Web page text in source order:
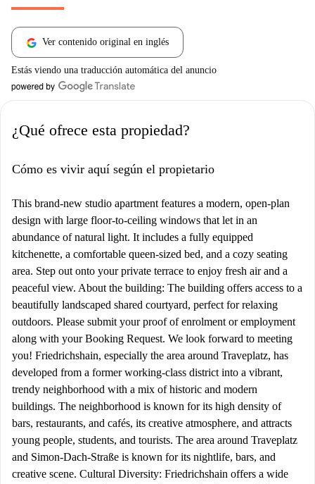
Ver contenido original en inglés
Estás viendo una traducción automática del anuncio
¿Qué ofrece esta propiedad?
Cómo es vivir aquí según el propietario
This brand-new studio apartment features a modern, open-plan
design with large floor-to-ceiling windows that let in an
abundance of natural light. It includes a fully equipped
kitchenette, a comfortable queen-sized bed, and a cozy seating
area. Step out onto your private terrace to enjoy fresh air and a
peaceful view. About the building: The building offers access to a
beautifully landscaped shared courtyard, perfect for relaxing
outdoors. Please submit your proof of enrolment or employment
along with your Booking Request. We look forward to meeting
you! Friedrichshain, especially the area around Traveplatz, has
developed from a former working-class district into a vibrant,
trendy neighborhood with a mix of historic and modern
buildings. The neighborhood is known for its high density of
bars, restaurants, and cafés, its creative atmosphere, and attracts
young people, students, and tourists. The area around Traveplatz
and Simon-Dach-Straße is known for its nightlife, bars, and
creative scene. Cultural Diversity: Friedrichshain offers a wide